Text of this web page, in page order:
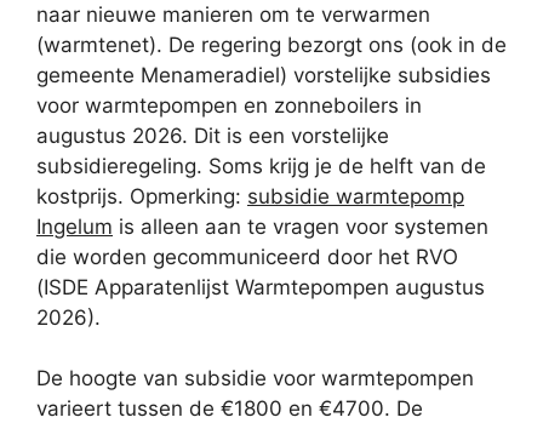
naar nieuwe manieren om te verwarmen
(warmtenet). De regering bezorgt ons (ook in de
gemeente Menameradiel) vorstelijke subsidies
voor warmtepompen en zonneboilers in
augustus 2026. Dit is een vorstelijke
subsidieregeling. Soms krijg je de helft van de
kostprijs. Opmerking: subsidie warmtepomp
Ingelum is alleen aan te vragen voor systemen
die worden gecommuniceerd door het RVO
(ISDE Apparatenlijst Warmtepompen augustus
2026).
De hoogte van subsidie voor warmtepompen
varieert tussen de €1800 en €4700. De